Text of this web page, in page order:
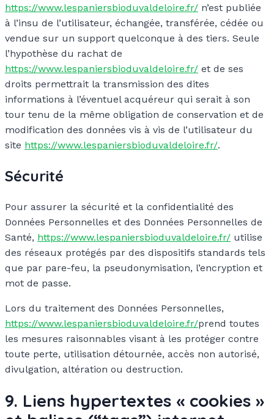
https://www.lespaniersbioduvaldeloire.fr/ n’est publiée
à l’insu de l’utilisateur, échangée, transférée, cédée ou
vendue sur un support quelconque à des tiers. Seule
l’hypothèse du rachat de
https://www.lespaniersbioduvaldeloire.fr/ et de ses
droits permettrait la transmission des dites
informations à l’éventuel acquéreur qui serait à son
tour tenu de la même obligation de conservation et de
modification des données vis à vis de l’utilisateur du
site https://www.lespaniersbioduvaldeloire.fr/.
Sécurité
Pour assurer la sécurité et la confidentialité des
Données Personnelles et des Données Personnelles de
Santé, https://www.lespaniersbioduvaldeloire.fr/ utilise
des réseaux protégés par des dispositifs standards tels
que par pare-feu, la pseudonymisation, l’encryption et
mot de passe.
Lors du traitement des Données Personnelles,
https://www.lespaniersbioduvaldeloire.fr/prend toutes
les mesures raisonnables visant à les protéger contre
toute perte, utilisation détournée, accès non autorisé,
divulgation, altération ou destruction.
9. Liens hypertextes « cookies »